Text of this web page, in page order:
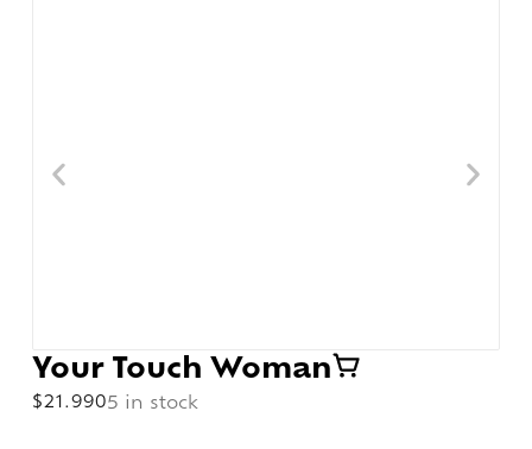
Your Touch Woman
$21.9905 in stock